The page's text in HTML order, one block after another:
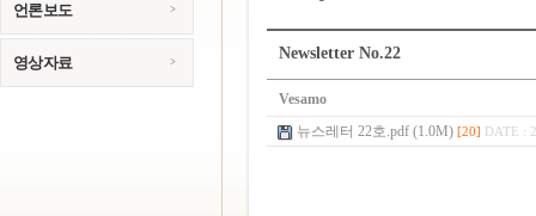
언론보도
영상자료
Newsletter No.22
Vesamo
뉴스레터 22호.pdf (1.0M) [20] DATE :